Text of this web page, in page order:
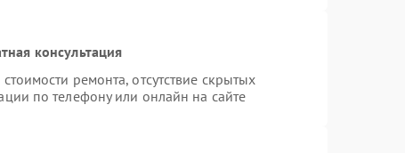
консультация
ремонта, отсутствие скрытых
по телефону или онлайн на сайте